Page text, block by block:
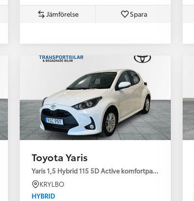
Jämförelse Spara
Style V-hjul
Toyota Yaris
Yaris 1,5 Hybrid 115 5D Active komfortpaket
KRYLBO
HYBRID